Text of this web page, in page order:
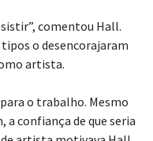
comentou Hall.
o desencorajaram
artista.
o trabalho. Mesmo
a confiança de que seria